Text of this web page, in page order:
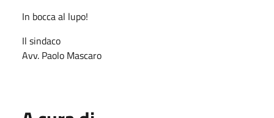
In bocca al lupo!
Il sindaco
Avv. Paolo Mascaro